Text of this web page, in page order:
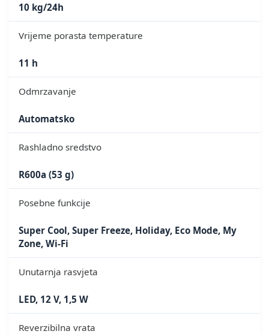
10 kg/24h
Vrijeme porasta temperature
11 h
Odmrzavanje
Automatsko
Rashladno sredstvo
R600a (53 g)
Posebne funkcije
Super Cool, Super Freeze, Holiday, Eco Mode, My
Zone, Wi-Fi
Unutarnja rasvjeta
LED, 12 V, 1,5 W
Reverzibilna vrata